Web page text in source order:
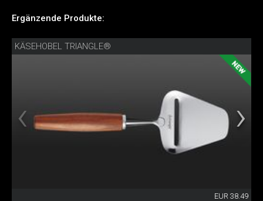
Ergänzende Produkte:
KÄSEHOBEL TRIANGLE®
EUR 38.49